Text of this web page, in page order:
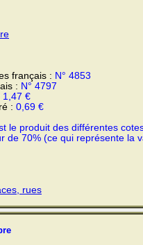
français : N° 4853
: N° 4797
1,47 €
: 0,69 €
le produit des différentes
de 70% (ce qui représente la
rues